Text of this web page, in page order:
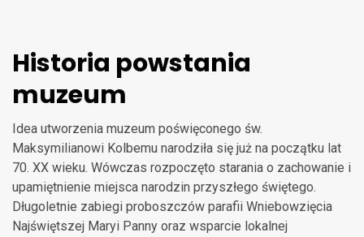
Historia powstania
muzeum
Idea utworzenia muzeum poświęconego św.
Maksymilianowi Kolbemu narodziła się już na początku lat
70. XX wieku. Wówczas rozpoczęto starania o zachowanie i
upamiętnienie miejsca narodzin przyszłego świętego.
Długoletnie zabiegi proboszczów parafii Wniebowzięcia
Najświętszej Maryi Panny oraz wsparcie lokalnej